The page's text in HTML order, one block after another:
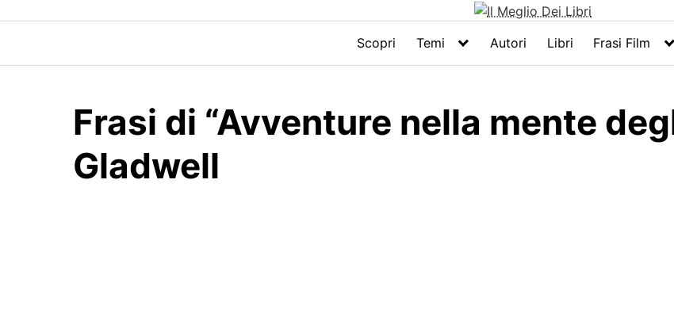
Scopri Temi Autori Libri Frasi Film
Frasi di “Avventure nella mente
Gladwell